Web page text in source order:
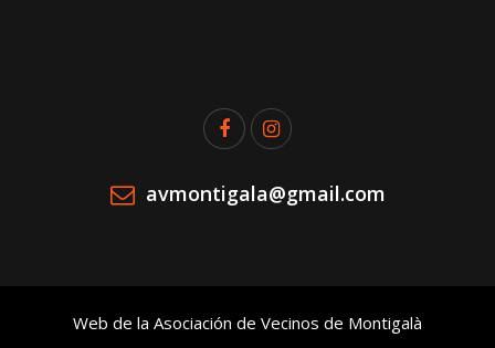
avmontigala@gmail.com
Web de la Asociación de Vecinos de Montigalà